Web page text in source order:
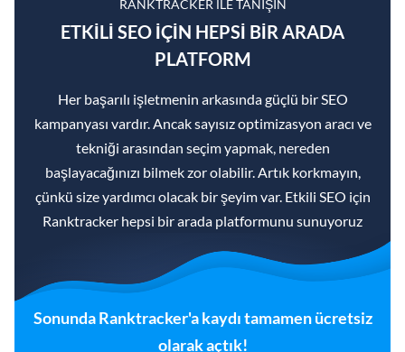
RANKTRACKER ILE TANIŞIN
ETKILI SEO IÇIN HEPSI BIR ARADA
PLATFORM
Her başarılı işletmenin arkasında güçlü bir SEO
kampanyası vardır. Ancak sayısız optimizasyon aracı ve
tekniği arasından seçim yapmak, nereden
başlayacağınızı bilmek zor olabilir. Artık korkmayın,
çünkü size yardımcı olacak bir şeyim var. Etkili SEO için
Ranktracker hepsi bir arada platformunu sunuyoruz
Sonunda Ranktracker'a kaydı tamamen ücretsiz
olarak açtık!